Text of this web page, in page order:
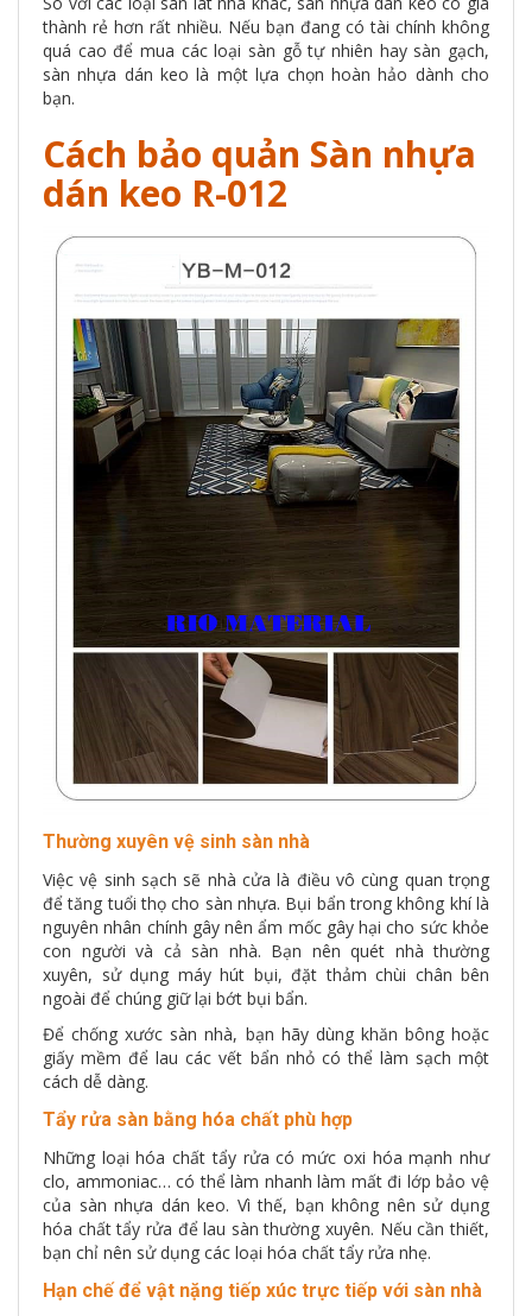
thành rẻ hơn rất nhiều. Nếu bạn đang có tài chính không
quá cao để mua các loại sàn gỗ tự nhiên hay sàn gạch,
sàn nhựa dán keo là một lựa chọn hoàn hảo dành cho
bạn.
Cách bảo quản Sàn nhựa
dán keo R-012
Thường xuyên vệ sinh sàn nhà
Việc vệ sinh sạch sẽ nhà cửa là điều vô cùng quan trọng
để tăng tuổi thọ cho sàn nhựa. Bụi bẩn trong không khí là
nguyên nhân chính gây nên ẩm mốc gây hại cho sức khỏe
con người và cả sàn nhà. Bạn nên quét nhà thường
xuyên, sử dụng máy hút bụi, đặt thảm chùi chân bên
ngoài để chúng giữ lại bớt bụi bẩn.
Để chống xước sàn nhà, bạn hãy dùng khăn bông hoặc
giấy mềm để lau các vết bẩn nhỏ có thể làm sạch một
cách dễ dàng.
Tẩy rửa sàn bằng hóa chất phù hợp
Những loại hóa chất tẩy rửa có mức oxi hóa mạnh như
clo, ammoniac… có thể làm nhanh làm mất đi lớp bảo vệ
của sàn nhựa dán keo. Vì thế, bạn không nên sử dụng
hóa chất tẩy rửa để lau sàn thường xuyên. Nếu cần thiết,
bạn chỉ nên sử dụng các loại hóa chất tẩy rửa nhẹ.
Hạn chế để vật nặng tiếp xúc trực tiếp với sàn nhà